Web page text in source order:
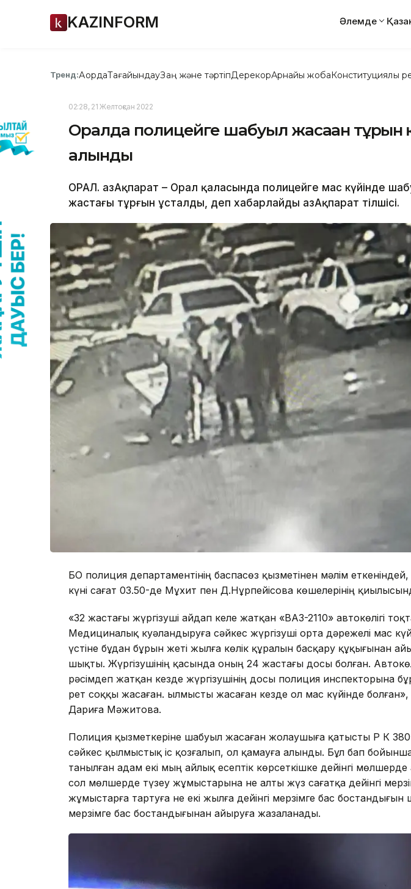
KAZINFORM Әлемде
Тренд:АқордаТағайындауЗаң және тәртіпДерекқорАрнайы жобаКонституциялық
02:28, 21 Желтоқсан 2022
Оралда полицейге шабуыл жасаған тұрғын
алынды
ОРАЛ. ҚазАқпарат – Орал қаласында полицейге мас күйінде
жастағы тұрғын ұсталды, деп хабарлайды ҚазАқпарат тілшісі.
БҚО полиция департаментінің баспасөз қызметінен мәлім
күні сағат 03.50-де Мұхит пен Д.Нұрпейісова көшелерінің
«32 жастағы жүргізуші айдап келе жатқан «ВАЗ-2110» автокөлігі
Медициналық куәландыруға сәйкес жүргізуші орта дәрежелі мас
үстіне бұдан бұрын жеті жылға көлік құралын басқару құқығынан
шықты. Жүргізушінің қасында оның 24 жастағы досы болған.
рәсімдеп жатқан кезде жүргізушінің досы полиция инспекторына
рет соққы жасаған. Қылмысты жасаған кезде ол мас күйінде
Дариға Мәжитова.
Полиция қызметкеріне шабуыл жасаған жолаушыға қатысты ҚР ҚК 380-
сәйкес қылмыстық іс қозғалып, ол қамауға алынды. Бұл бап
танылған адам екі мың айлық есептік көрсеткiшке дейiнгi мөлшерде
сол мөлшерде түзеу жұмыстарына не алты жүз сағатқа дейінгі
жұмыстарға тартуға не екі жылға дейінгі мерзімге бас бостандығын
мерзімге бас бостандығынан айыруға жазаланады.